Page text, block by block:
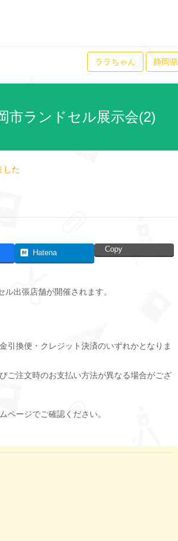
ララちゃん 静岡県
市ランドセル展示会(2)
した
Hatena Copy
出張店舗が開催されます。
引換便・クレジット決済のいずれかとなりま
ご注文時のお支払い方法が異なる場合がござ
ページでご確認ください。